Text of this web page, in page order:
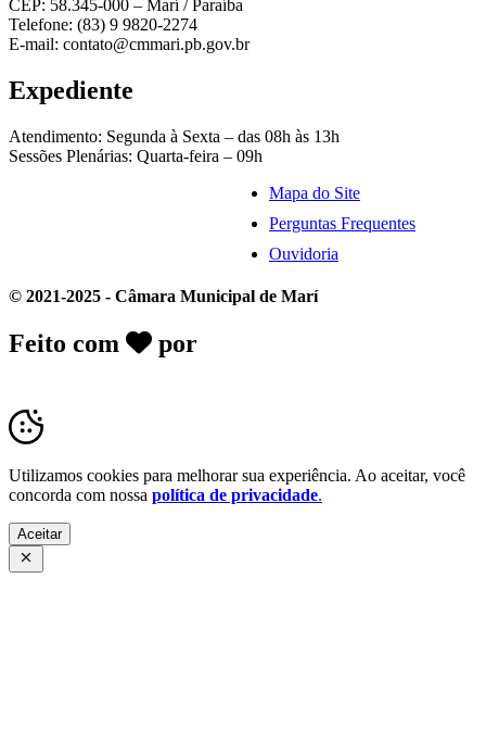
CEP: 58.345-000 – Marí / Paraíba
Telefone: (83) 9 9820-2274
E-mail: contato@cmmari.pb.gov.br
Expediente
Atendimento: Segunda à Sexta – das 08h às 13h
Sessões Plenárias: Quarta-feira – 09h
Mapa do Site
Perguntas Frequentes
Ouvidoria
© 2021-2025 - Câmara Municipal de Marí
Feito com por
Utilizamos cookies para melhorar sua experiência. Ao aceitar, você
concorda com nossa política de privacidade.
Aceitar